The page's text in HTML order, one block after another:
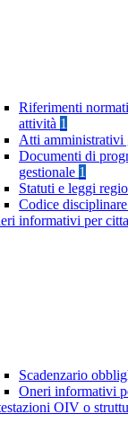
Riferimenti
attività 1
Atti amministrativi
Documenti di
gestionale 1
Statuti e leggi
Codice
informativi per
Scadenzario
Oneri informativi
OIV o